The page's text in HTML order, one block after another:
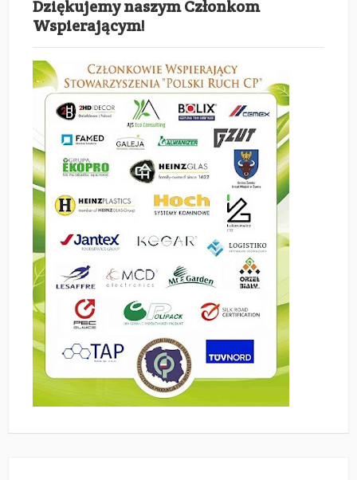
Dziękujemy naszym Członkom
Wspierającym!